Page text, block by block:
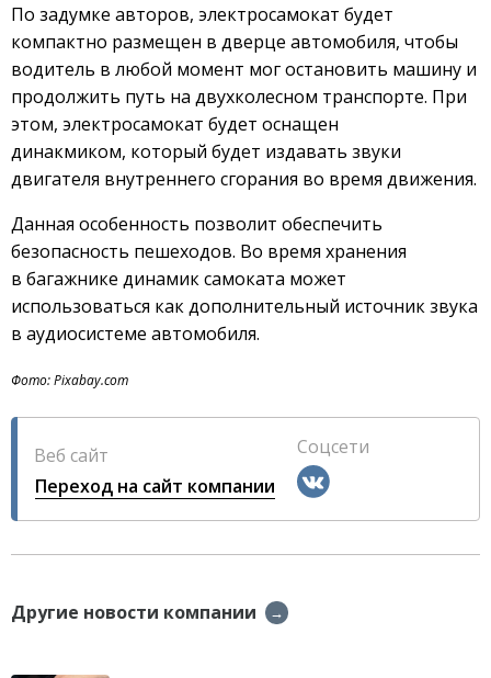
По задумке авторов, электросамокат будет
компактно размещен в дверце автомобиля, чтобы
водитель в любой момент мог остановить машину и
продолжить путь на двухколесном транспорте. При
этом, электросамокат будет оснащен
динакмиком, который будет издавать звуки
двигателя внутреннего сгорания во время движения.
Данная особенность позволит обеспечить
безопасность пешеходов. Во время хранения
в багажнике динамик самоката может
использоваться как дополнительный источник звука
в аудиосистеме автомобиля.
Фото: Pixabay.com
Веб сайт
Переход на сайт компании
Соцсети
Другие новости компании →